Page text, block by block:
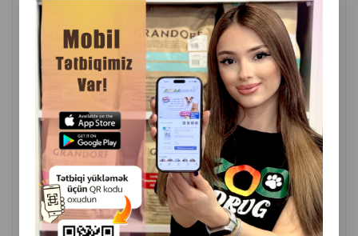
( Rəylər)
Çəki Qiymət
Almaq
1 ədəd
0.75 0.92